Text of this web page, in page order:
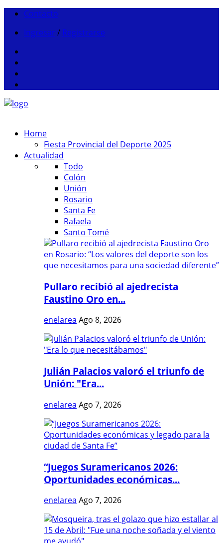
Contacto
Ingresar / Registrarse
Home
Fiesta Provincial del Deporte 2025
Actualidad
Todo
Colón
Unión
Rosario
Santa Fe
Rafaela
Santo Tomé
Pullaro recibió al ajedrecista
Faustino Oro en...
enelarea Ago 8, 2026
Julián Palacios valoró el triunfo de
Unión: "Era...
enelarea Ago 7, 2026
“Juegos Suramericanos 2026:
Oportunidades económicas...
enelarea Ago 7, 2026